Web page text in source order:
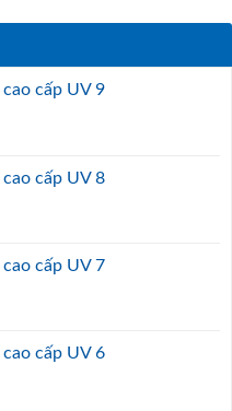
cấp UV 9
cấp UV 8
cấp UV 7
cấp UV 6